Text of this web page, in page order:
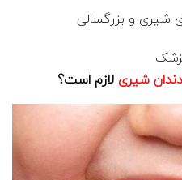
شیری و بزرگسالی
شیری لازم است؟